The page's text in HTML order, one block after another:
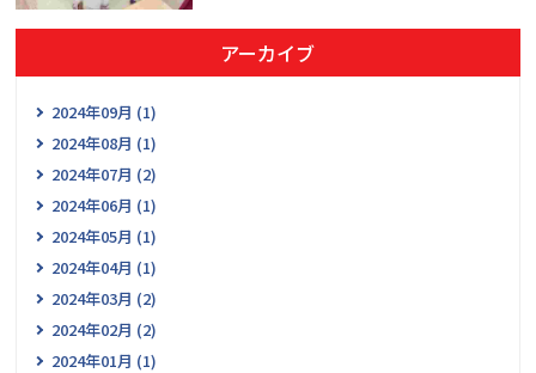
アーカイブ
2024年09月 (1)
2024年08月 (1)
2024年07月 (2)
2024年06月 (1)
2024年05月 (1)
2024年04月 (1)
2024年03月 (2)
2024年02月 (2)
2024年01月 (1)